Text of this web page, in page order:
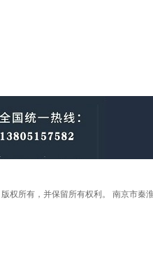
权所有，并保留所有权利。 南京市秦